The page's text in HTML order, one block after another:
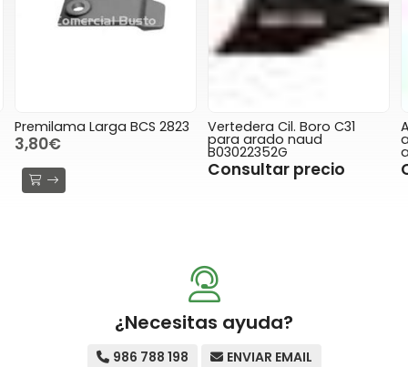
Premilama Larga BCS 2823
3,80€
Vertedera Cil. Boro C31
para arado naud
B03022352G
Consultar precio
¿Necesitas ayuda?
986 788 198 ENVIAR EMAIL